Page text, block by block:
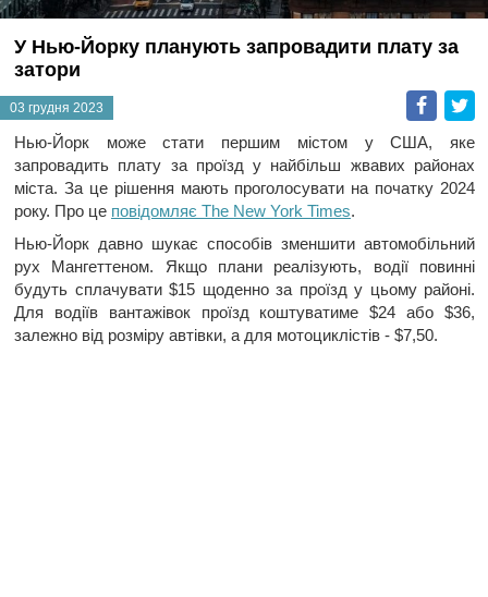
У Нью-Йорку планують запровадити плату за
затори
03 грудня 2023
Нью-Йорк може стати першим містом у США, яке
запровадить плату за проїзд у найбільш жвавих районах
міста. За це рішення мають проголосувати на початку 2024
року. Про це повідомляє The New York Times.
Нью-Йорк давно шукає способів зменшити автомобільний
рух Мангеттеном. Якщо плани реалізують, водії повинні
будуть сплачувати $15 щоденно за проїзд у цьому районі.
Для водіїв вантажівок проїзд коштуватиме $24 або $36,
залежно від розміру автівки, а для мотоциклістів - $7,50.